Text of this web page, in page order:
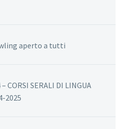
aperto a tutti
CORSI SERALI DI LINGUA
2025